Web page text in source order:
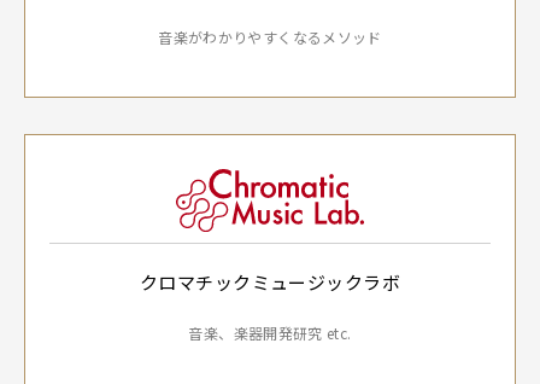
音楽がわかりやすくなるメソッド
クロマチックミュージックラボ
音楽、楽器開発研究 etc.